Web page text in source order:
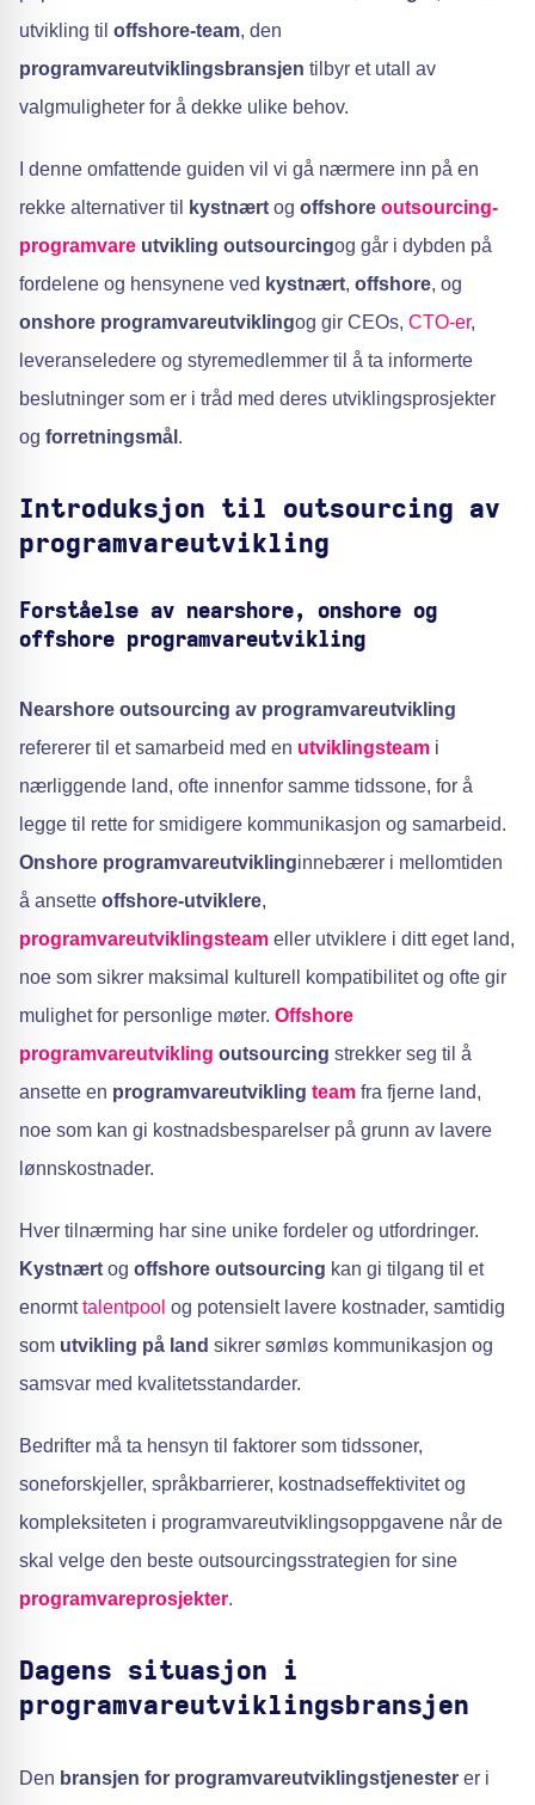
utvikling til offshore-team, den
programvareutviklingsbransjen tilbyr et utall av
valgmuligheter for å dekke ulike behov.
I denne omfattende guiden vil vi gå nærmere inn på en
rekke alternativer til
kystnært og offshore outsourcing-
programvare utvikling outsourcingog går i dybden på
fordelene og hensynene ved kystnært, offshore, og
onshore programvareutviklingog gir CEOs, CTO-er,
leveranseledere og styremedlemmer til å ta informerte
beslutninger som er i tråd med deres utviklingsprosjekter
og forretningsmål .
Introduksjon til outsourcing av
programvareutvikling
Forståelse av nearshore, onshore og
offshore programvareutvikling
Nearshore outsourcing av programvareutvikling
refererer til et samarbeid med en utviklingsteam i
nærliggende land, ofte innenfor samme tidssone, for å
legge til rette for smidigere kommunikasjon og samarbeid.
Onshore programvareutviklinginnebærer i mellomtiden
å ansette offshore-utviklere,
programvareutviklingsteam eller utviklere i ditt eget land,
noe som sikrer maksimal kulturell kompatibilitet og ofte gir
mulighet for personlige møter. Offshore
programvareutvikling outsourcing strekker seg til å
ansette en programvareutvikling team fra fjerne land,
noe som kan gi kostnadsbesparelser på grunn av lavere
lønnskostnader.
Hver tilnærming har sine unike fordeler og utfordringer.
Kystnært og offshore outsourcing kan gi tilgang til et
enormttalentpool og potensielt lavere kostnader, samtidig
som utvikling på land sikrer sømløs kommunikasjon og
samsvar med kvalitetsstandarder.
Bedrifter må ta hensyn til faktorer som tidssoner,
soneforskjeller, språkbarrierer, kostnadseffektivitet og
kompleksiteten i programvareutviklingsoppgavene når de
skal velge den beste outsourcingsstrategien for sine
programvareprosjekter.
Dagens situasjon i
programvareutviklingsbransjen
Den bransjen for programvareutviklingstjenester er i